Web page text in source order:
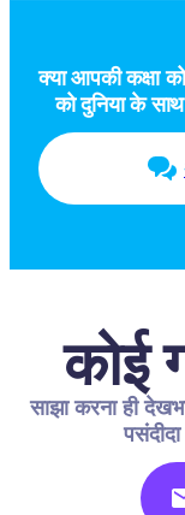
क्या आपकी कक्षा
को दुनिया के
कोई
साझा करना ही